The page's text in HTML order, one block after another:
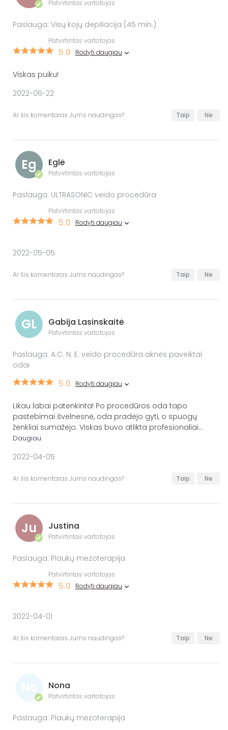
✔ Patvirtintas vartotojas
Paslauga: Visų kojų depiliacija (45 min.)
Patvirtintas vartotojas
5.0 Rodyti daugiau
Viskas puiku!
2022-06-22
Ar šis komentaras Jums naudingas? Taip Ne
Eg
✔
Eglė
Patvirtintas vartotojas
Paslauga: ULTRASONIC veido procedūra
Patvirtintas vartotojas
5.0 Rodyti daugiau
2022-05-05
Ar šis komentaras Jums naudingas? Taip Ne
GL Gabija Lasinskaitė
Patvirtintas vartotojas
Paslauga: A.C. N. E. veido procedūra aknės paveiktai
odai
5.0 Rodyti daugiau
Likau labai patenkinta! Po procedūros oda tapo
pastebimai švelnesnė, oda pradėjo gyti, o spuogų
ženkliai sumažėjo. Viskas buvo atlikta profesionaliai...
Daugiau
2022-04-05
Ar šis komentaras Jums naudingas? Taip Ne
Ju
✔
Justina
Patvirtintas vartotojas
Paslauga: Plaukų mezoterapija
Patvirtintas vartotojas
5.0 Rodyti daugiau
2022-04-01
Ar šis komentaras Jums naudingas? Taip Ne
✔
Nona
Patvirtintas vartotojas
Paslauga: Plaukų mezoterapija